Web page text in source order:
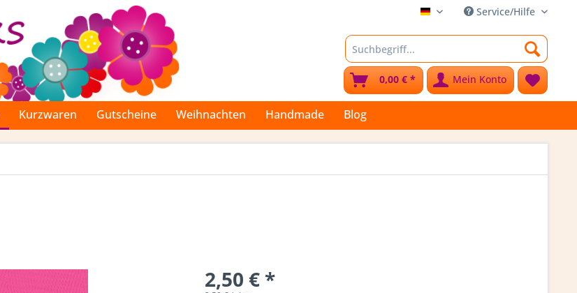
Stoffkleks Service/Hilfe
Mein Konto
0,00 € *
Kurzwaren Gutscheine Weihnachten Handmade Blog
2,50 € *